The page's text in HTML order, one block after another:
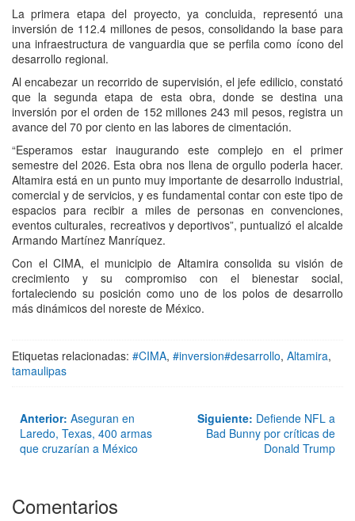
La primera etapa del proyecto, ya concluida, representó una
inversión de 112.4 millones de pesos, consolidando la base para
una infraestructura de vanguardia que se perfila como ícono del
desarrollo regional.
Al encabezar un recorrido de supervisión, el jefe edilicio, constató
que la segunda etapa de esta obra, donde se destina una
inversión por el orden de 152 millones 243 mil pesos, registra un
avance del 70 por ciento en las labores de cimentación.
“Esperamos estar inaugurando este complejo en el primer
semestre del 2026. Esta obra nos llena de orgullo poderla hacer.
Altamira está en un punto muy importante de desarrollo industrial,
comercial y de servicios, y es fundamental contar con este tipo de
espacios para recibir a miles de personas en convenciones,
eventos culturales, recreativos y deportivos”, puntualizó el alcalde
Armando Martínez Manríquez.
Con el CIMA, el municipio de Altamira consolida su visión de
crecimiento y su compromiso con el bienestar social,
fortaleciendo su posición como uno de los polos de desarrollo
más dinámicos del noreste de México.
Etiquetas relacionadas: #CIMA, #inversion#desarrollo, Altamira,
tamaulipas
Anterior: Aseguran en
Laredo, Texas, 400 armas
que cruzarían a México
Siguiente: Defiende NFL a
Bad Bunny por críticas de
Donald Trump
Comentarios